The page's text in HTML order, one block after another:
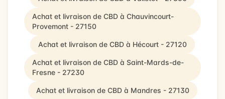
Achat et livraison de CBD à Chauvincourt-
Provemont - 27150
Achat et livraison de CBD à Hécourt - 27120
Achat et livraison de CBD à Saint-Mards-de-
Fresne - 27230
Achat et livraison de CBD à Mandres - 27130